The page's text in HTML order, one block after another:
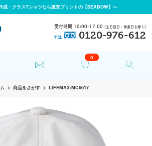
成・クラスTシャツなら激安プリントの【SEABOW】へ
0
受付時間 10:00-17:00 (土日祝日・休業日を除く)
TEL 0120-976-612
商品をさがす LIFEMAX:MC6617